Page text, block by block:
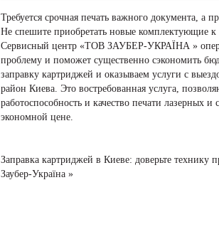
Требуется срочная печать важного документа, а
Не спешите приобретать новые комплектующие к
Сервисный центр «ТОВ ЗАУБЕР-УКРАЇНА »
проблему и поможет существенно сэкономить
заправку картриджей и оказываем услуги с
район Киева. Это востребованная услуга,
работоспособность и качество печати лазерных
экономной цене.
Заправка картриджей в Киеве: доверьте технику
Заубер-Україна »